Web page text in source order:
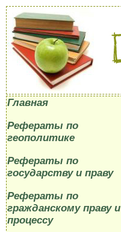
Главная
Рефераты по
геополитике
Рефераты по
государству и праву
Рефераты по
гражданскому праву и
процессу